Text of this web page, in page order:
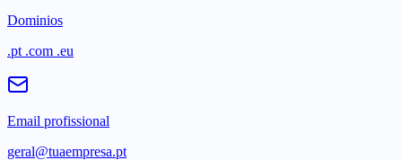
Dominios
.pt .com .eu
Email profissional
geral@tuaempresa.pt